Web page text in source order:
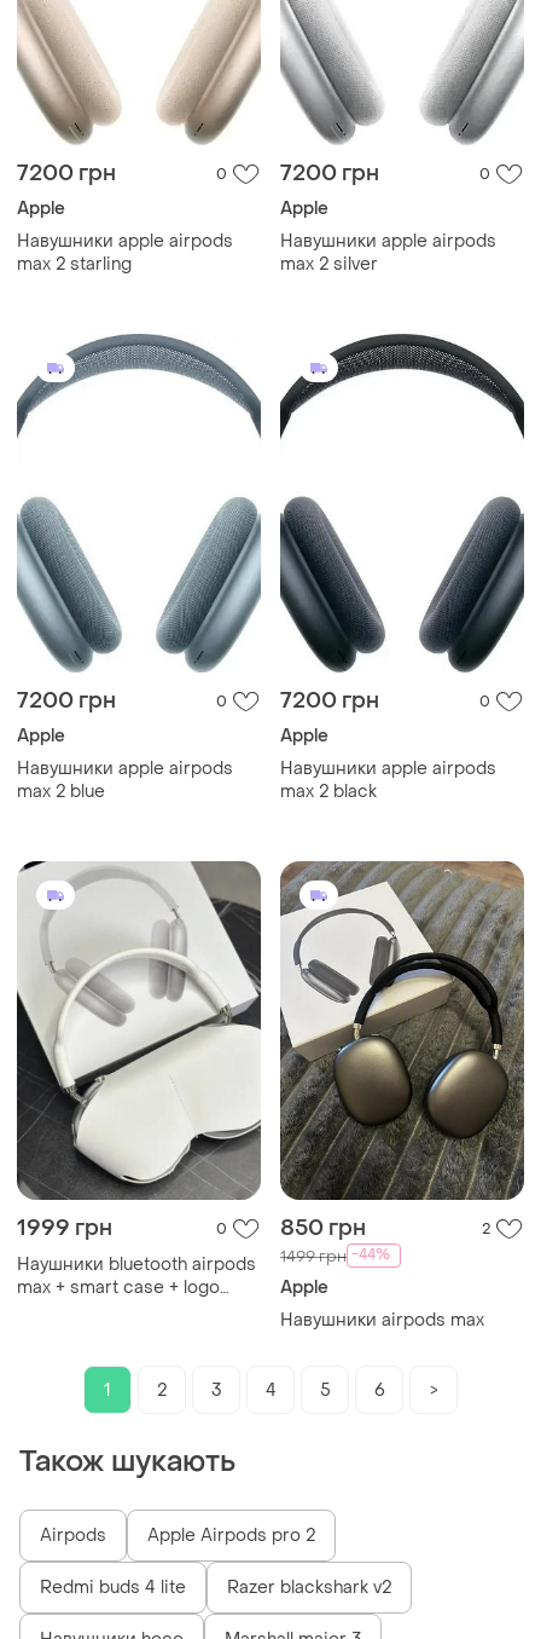
7200 грн 0
Apple
Навушники apple airpods
max 2 starling
7200 грн 0
Apple
Навушники apple airpods
max 2 silver
7200 грн 0
Apple
Навушники apple airpods
max 2 blue
7200 грн 0
Apple
Навушники apple airpods
max 2 black
1999 грн 0
Наушники bluetooth airpods
max + smart case + logo
850 грн 2
1499 грн -44%
Apple
Навушники airpods max
1 2 3 4 5 6 >
Також шукають
Airpods Apple Airpods pro 2
Redmi buds 4 lite Razer blackshark v2